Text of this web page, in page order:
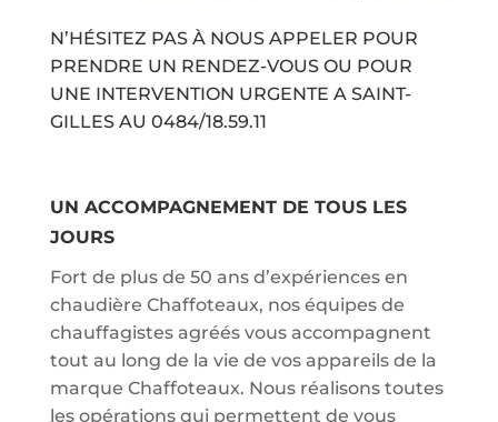
N’HÉSITEZ PAS À NOUS APPELER POUR
PRENDRE UN RENDEZ-VOUS OU POUR
UNE INTERVENTION URGENTE A SAINT-
GILLES AU 0484/18.59.11
UN ACCOMPAGNEMENT DE TOUS LES
JOURS
Fort de plus de 50 ans d’expériences en
chaudière Chaffoteaux, nos équipes de
chauffagistes agréés vous accompagnent
tout au long de la vie de vos appareils de la
marque Chaffoteaux. Nous réalisons toutes
les opérations qui permettent de vous